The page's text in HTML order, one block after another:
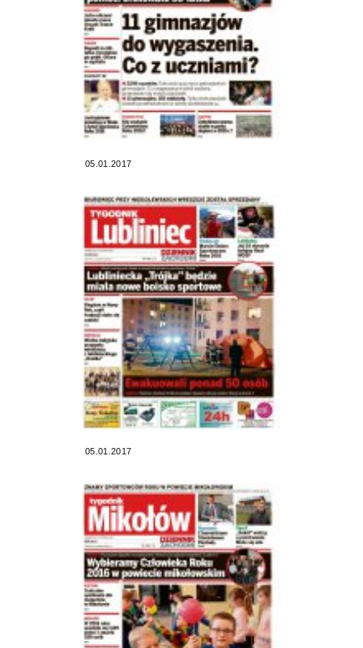
05.01.2017
05.01.2017